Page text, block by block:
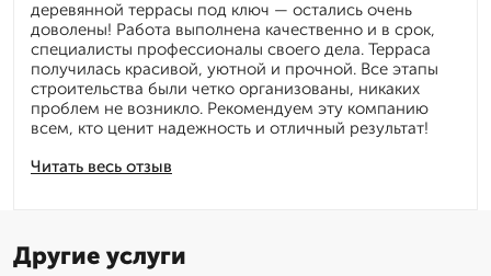
Читать весь отзыв
деревянной террасы под ключ — остались очень
доволены! Работа выполнена качественно и в срок,
специалисты профессионалы своего дела. Терраса
получилась красивой, уютной и прочной. Все этапы
строительства были четко организованы, никаких
проблем не возникло. Рекомендуем эту компанию
всем, кто ценит надежность и отличный результат!
Другие услуги